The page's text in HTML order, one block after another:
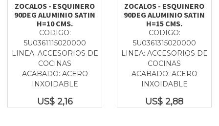
ZOCALOS - ESQUINERO
90DEG ALUMINIO SATIN
H=10 CMS.
CODIGO:
5U0361115020000
LINEA: ACCESORIOS DE
COCINAS
ACABADO: ACERO
INXOIDABLE
US$ 2,16
ZOCALOS - ESQUINERO
90DEG ALUMINIO SATIN
H=15 CMS.
CODIGO:
5U0361315020000
LINEA: ACCESORIOS DE
COCINAS
ACABADO: ACERO
INXOIDABLE
US$ 2,88